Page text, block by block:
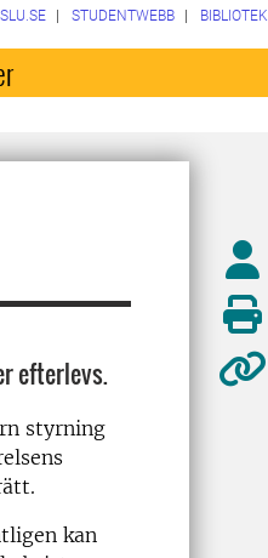
SLU.SE STUDENTWEBB BIBLIOTEK
efterlevs.
styrning
kan